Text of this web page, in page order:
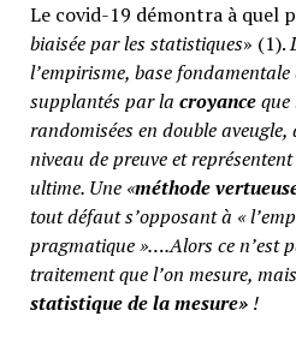
Le covid-19 démontra à quel
biaisée par les statistiques» (1).
l’empirisme, base
supplantés par la croyanceque
randomisées en double
niveau de preuve et
ultime. Une «méthode
tout défaut s’opposant à «
pragmatique »….Alors ce n’est
traitement que l’on mesure, mais
statistique de la mesure» !